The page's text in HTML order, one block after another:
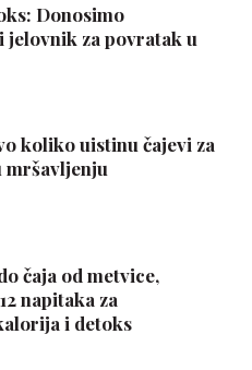
Donosimo
jelovnik za povratak u
koliko uistinu čajevi za
mršavljenju
čaja od metvice,
napitaka za
i detoks